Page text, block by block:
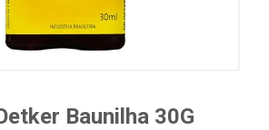
Baunilha 30G